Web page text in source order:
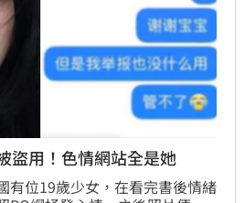
盜用！色情網站全是她
有位19歲少女，在看完書後情緒